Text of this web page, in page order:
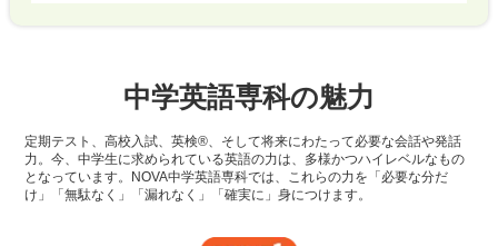
中学英語専科の魅力
定期テスト、高校入試、英検®、そして将来にわたって必要な会話や発話
力。今、中学生に求められている英語の力は、多様かつハイレベルなもの
となっています。NOVA中学英語専科では、これらの力を「必要な分だ
け」「無駄なく」「漏れなく」「確実に」身につけます。